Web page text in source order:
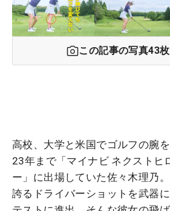
この記事の写真43
高校、大学と米国でゴルフの腕
23年まで「マイナビ ネクストヒ
ー」に出場していた佐々木理乃
誇るドライバーショットを武器